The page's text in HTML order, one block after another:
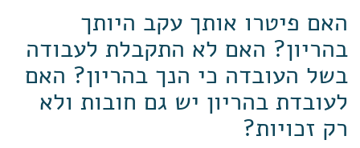
האם פיטרו אותך עקב היותך
בהריון? האם לא התקבלת לעבודה
בשל העובדה כי הנך בהריון? האם
לעובדת בהריון יש גם חובות ולא
רק זכויות?